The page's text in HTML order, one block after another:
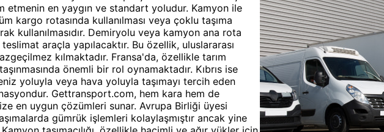
etmenin en yaygın ve standart yoludur. Kamyon ile
kargo rotasında kullanılması veya çoklu taşıma
kullanılmasıdır. Demiryolu veya kamyon ana rota
araçla yapılacaktır. Bu özellik, uluslararası
kılmaktadır. Fransa'da, özellikle tarım
önemli bir rol oynamaktadır. Kıbrıs ise
yoluyla veya hava yoluyla taşımayı tercih eden
Gettransport.com, hem kara hem de
en uygun çözümleri sunar. Avrupa Birliği üyesi
gümrük işlemleri kolaylaşmıştır ancak yine